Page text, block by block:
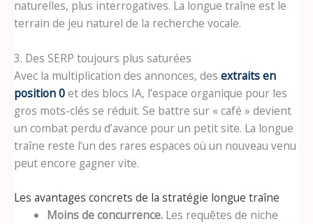
naturelles, plus interrogatives. La longue traîne est le
terrain de jeu naturel de la recherche vocale.
3. Des SERP toujours plus saturées
Avec la multiplication des annonces, des extraits en
position 0et des blocs IA, l’espace organique pour les
gros mots-clés se réduit. Se battre sur « café » devient
un combat perdu d’avance pour un petit site. La longue
traîne reste l’un des rares espaces où un nouveau venu
peut encore gagner vite.
Les avantages concrets de la stratégie longue traîne
Moins de concurrence.Les requêtes de niche